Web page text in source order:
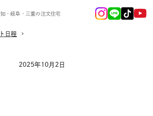
・岐阜・三重の注文住宅
日程
2025年10月2日